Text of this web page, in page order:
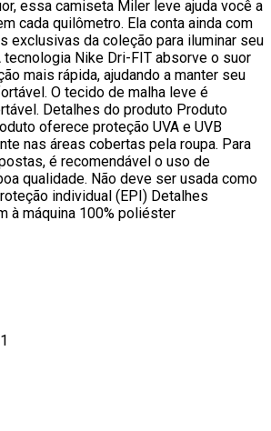
essa camiseta Miler leve ajuda você a
cada quilômetro. Ela conta ainda com
exclusivas da coleção para iluminar seu
Nike Dri-FIT absorve o suor
mais rápida, ajudando a manter seu
O tecido de malha leve é
Detalhes do produto Produto
oferece proteção UVA e UVB
nas áreas cobertas pela roupa. Para
é recomendável o uso de
qualidade. Não deve ser usada como
individual (EPI) Detalhes
à máquina 100% poliéster